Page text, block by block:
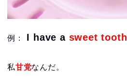
例： I have asweet tooth
私甘党なんだ。